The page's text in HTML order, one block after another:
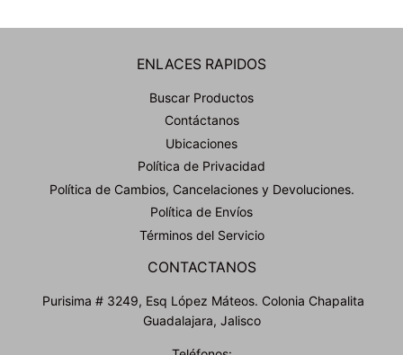
ENLACES RAPIDOS
Buscar Productos
Contáctanos
Ubicaciones
Política de Privacidad
Política de Cambios, Cancelaciones y Devoluciones.
Política de Envíos
Términos del Servicio
CONTACTANOS
Purisima # 3249, Esq López Máteos. Colonia Chapalita
Guadalajara, Jalisco